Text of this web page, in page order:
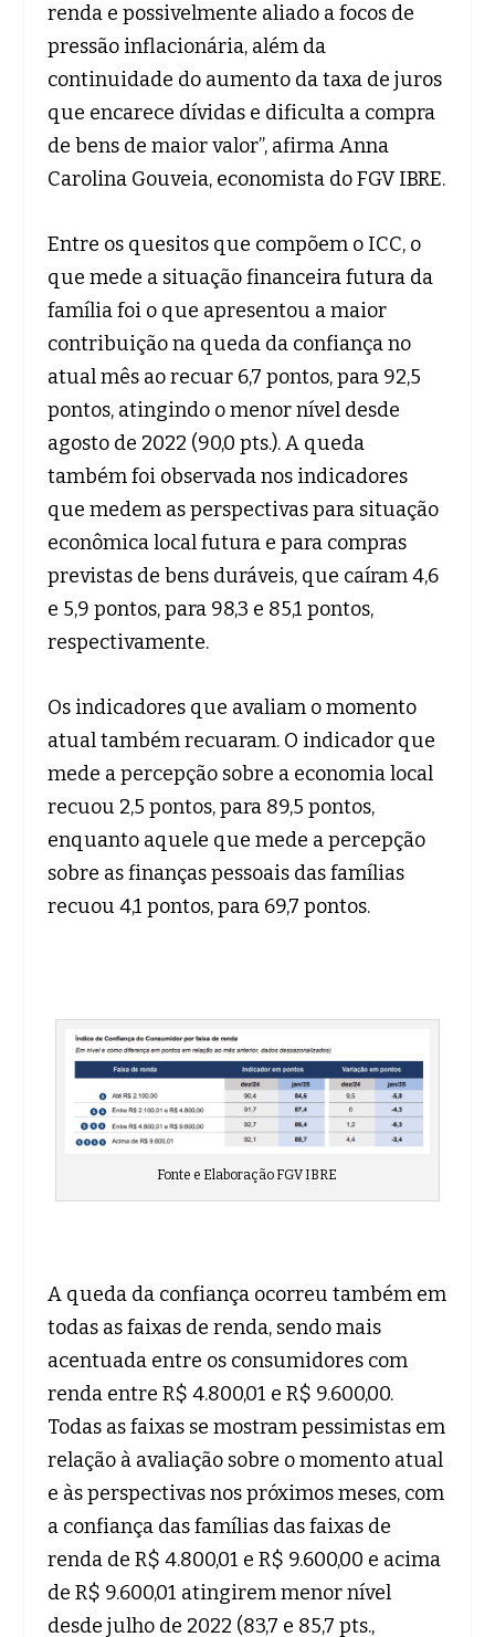
renda e possivelmente aliado a focos de
pressão inflacionária, além da
continuidade do aumento da taxa de juros
que encarece dívidas e dificulta a compra
de bens de maior valor”, afirma Anna
Carolina Gouveia, economista do FGV IBRE.
Entre os quesitos que compõem o ICC, o
que mede a situação financeira futura da
família foi o que apresentou a maior
contribuição na queda da confiança no
atual mês ao recuar 6,7 pontos, para 92,5
pontos, atingindo o menor nível desde
agosto de 2022 (90,0 pts.). A queda
também foi observada nos indicadores
que medem as perspectivas para situação
econômica local futura e para compras
previstas de bens duráveis, que caíram 4,6
e 5,9 pontos, para 98,3 e 85,1 pontos,
respectivamente.
Os indicadores que avaliam o momento
atual também recuaram. O indicador que
mede a percepção sobre a economia local
recuou 2,5 pontos, para 89,5 pontos,
enquanto aquele que mede a percepção
sobre as finanças pessoais das famílias
recuou 4,1 pontos, para 69,7 pontos.
Fonte e Elaboração FGV IBRE
A queda da confiança ocorreu também em
todas as faixas de renda, sendo mais
acentuada entre os consumidores com
renda entre R$ 4.800,01 e R$ 9.600,00.
Todas as faixas se mostram pessimistas em
relação à avaliação sobre o momento atual
e às perspectivas nos próximos meses, com
a confiança das famílias das faixas de
renda de R$ 4.800,01 e R$ 9.600,00 e acima
de R$ 9.600,01 atingirem menor nível
desde julho de 2022 (83,7 e 85,7 pts.,